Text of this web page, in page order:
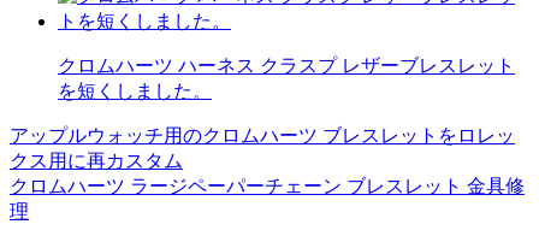
クロムハーツ ハーネス クラスプ レザーブレスレット
を短くしました。
投
稿
ナ
アップルウォッチ用のクロムハーツ ブレスレットをロレッ
クス用に再カスタム
クロムハーツ ラージペーパーチェーン ブレスレット 金具修
理